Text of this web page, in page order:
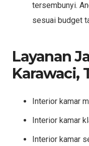
tersembunyi.
sesuai budget
Layanan
Karawaci,
Interior kamar
Interior kamar
Interior kamar